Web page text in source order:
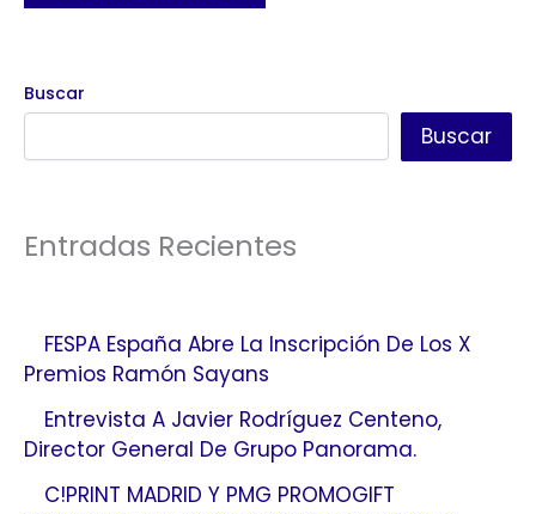
Buscar
Buscar
Entradas Recientes
FESPA España Abre La Inscripción De Los X
Premios Ramón Sayans
Entrevista A Javier Rodríguez Centeno,
Director General De Grupo Panorama.
C!PRINT MADRID Y PMG PROMOGIFT